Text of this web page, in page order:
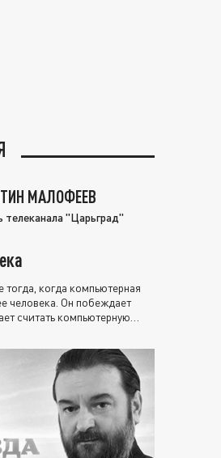
МАЛОФЕЕВ
телеканала "Царьград"
когда компьютерная
человека. Он побеждает
считать компьютерную